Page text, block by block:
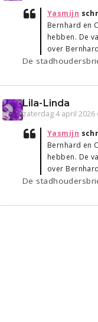
Yasmijn
Bernhard en
hebben. De
over
De
Lila-Linda
zaterdag 4 april 2026
Yasmijn
Bernhard en
hebben. De
over
De